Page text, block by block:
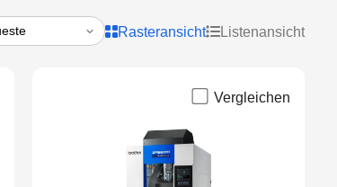
Rasteransicht Listenansicht
Vergleichen